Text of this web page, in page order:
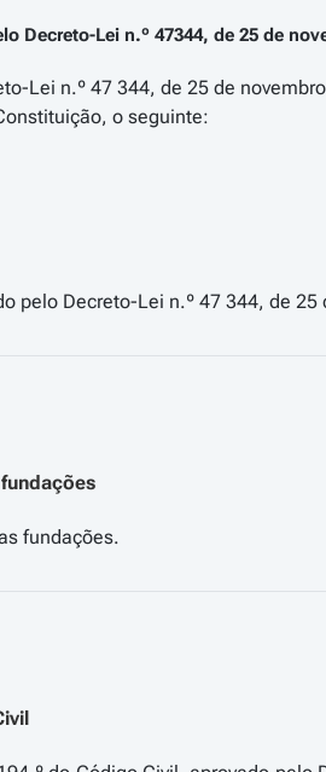
Decreto-Lei n.º 47344, de 25 de
Lei n.º 47 344, de 25 de
o seguinte: